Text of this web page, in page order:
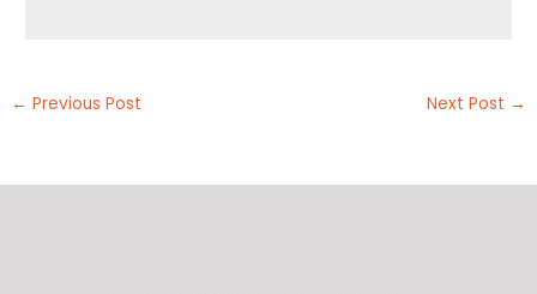
← Previous Post Next Post →